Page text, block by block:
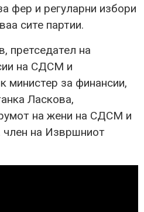
фер и регуларни избори
сите партии.
претседател на
на СДСМ и
министер за финансии,
Ласкова,
на жени на СДСМ и
на Извршниот